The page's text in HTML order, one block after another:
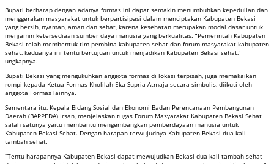
Bupati berharap dengan adanya formas ini dapat semakin menumbuhkan kepedulian dan
menggerakan masyarakat untuk berpartisipasi dalam menciptakan Kabupaten Bekasi
yang bersih, nyaman, aman dan sehat, karena kesehatan merupakan modal dasar untuk
menjamin ketersediaan sumber daya manusia yang berkualitas. “Pemerintah Kabupaten
Bekasi telah membentuk tim pembina kabupaten sehat dan forum masyarakat kabupaten
sehat, keduanya ini tentu bertujuan untuk menjadikan Kabupaten Bekasi sehat,”
ungkapnya.
Bupati Bekasi yang mengukuhkan anggota formas di lokasi terpisah, juga memakaikan
rompi kepada Ketua Formas Kholilah Eka Supria Atmaja secara simbolis, diikuti oleh
anggota Formas lainnya.
Sementara itu, Kepala Bidang Sosial dan Ekonomi Badan Perencanaan Pembangunan
Daerah (BAPPEDA) Irsan, menjelaskan tugas Forum Masyarakat Kabupaten Bekasi Sehat
salah satunya yaitu membantu mengembangkan pemberdayaan manusia untuk
Kabupaten Bekasi Sehat. Dengan harapan terwujudnya Kabupaten Bekasi dua kali
tambah sehat.
“Tentu harapannya Kabupaten Bekasi dapat mewujudkan Bekasi dua kali tambah sehat